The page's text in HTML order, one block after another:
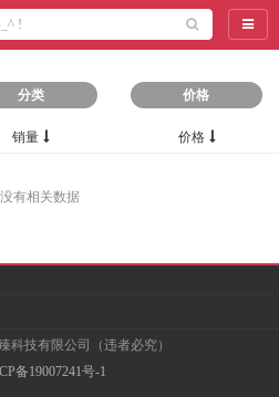
导航
分类 价格
销量 价格
有相关数据
科技有限公司（违者必究）
备19007241号-1